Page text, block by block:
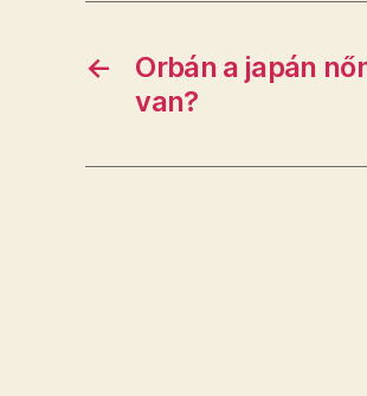
←
Orbán a japán
van?